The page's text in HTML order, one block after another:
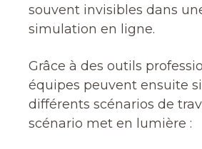
souvent invisibles dans
simulation en ligne.
Grâce à des outils
équipes peuvent ensuite
différents scénarios de
scénario met en lumière :